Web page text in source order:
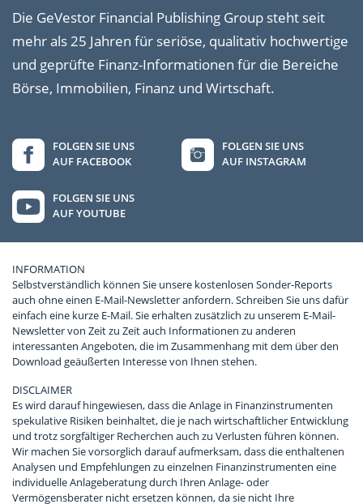
Die GeVestor Financial Publishing Group steht seit
mehr als 25 Jahren für seriöse, qualitativ hochwertige
und geprüfte Finanz-Informationen für die Bereiche
Börse, Immobilien, Finanz und Wirtschaft.
FOLGEN SIE UNS
AUF FACEBOOK
FOLGEN SIE UNS
AUF INSTAGRAM
FOLGEN SIE UNS
AUF YOUTUBE
INFORMATION
Selbstverständlich können Sie unsere kostenlosen Sonder-Reports
auch ohne einen E-Mail-Newsletter anfordern. Schreiben Sie uns dafür
einfach eine kurze E-Mail. Sie erhalten zusätzlich zu unserem E-Mail-
Newsletter von Zeit zu Zeit auch Informationen zu anderen
interessanten Angeboten, die im Zusammenhang mit dem über den
Download geäußerten Interesse von Ihnen stehen.
DISCLAIMER
Es wird darauf hingewiesen, dass die Anlage in Finanzinstrumenten
spekulative Risiken beinhaltet, die je nach wirtschaftlicher Entwicklung
und trotz sorgfältiger Recherchen auch zu Verlusten führen können.
Wir machen Sie vorsorglich darauf aufmerksam, dass die enthaltenen
Analysen und Empfehlungen zu einzelnen Finanzinstrumenten eine
individuelle Anlageberatung durch Ihren Anlage- oder
Vermögensberater nicht ersetzen können, da sie nicht Ihre